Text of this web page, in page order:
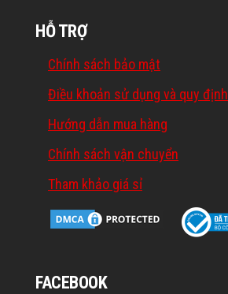
HỖ TRỢ
Chính sách bảo mật
Điều khoản sử dụng và quy định
Hướng dẫn mua hàng
Chính sách vận chuyển
Tham khảo giá sỉ
FACEBOOK